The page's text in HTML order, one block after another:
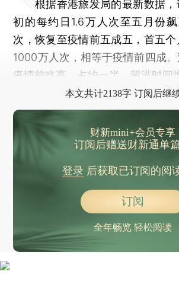
根据香港旅发局的最新数据，
初的每约日1.6万人次至五月份
次，恢复至疫情前五成五，首五
1000万人次，相等于疫情前四成
疫情前略高，占约一半，留港时间
本文共计2138字 订阅后继
财新mini+会员专享
订阅后赠送财新通单
登录后获取已订阅的阅
订阅
全年畅览 轻松阅读